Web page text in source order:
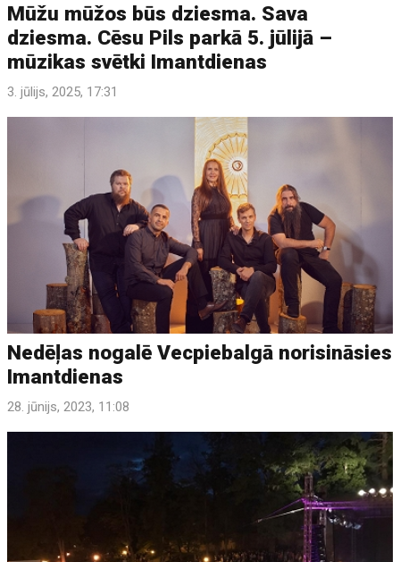
Mūžu mūžos būs dziesma. Sava
dziesma. Cēsu Pils parkā 5. jūlijā –
mūzikas svētki Imantdienas
3. jūlijs, 2025, 17:31
Nedēļas nogalē Vecpiebalgā norisināsies
Imantdienas
28. jūnijs, 2023, 11:08